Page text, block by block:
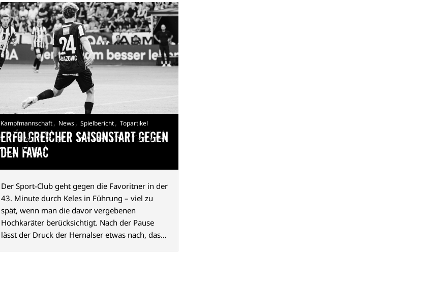
Kampfmannschaft, News, Spielbericht, Topartikel
Erfolgreicher Saisonstart gegen
den FavAC
Der Sport-Club geht gegen die Favoritner in der
43. Minute durch Keles in Führung – viel zu
spät, wenn man die davor vergebenen
Hochkaräter berücksichtigt. Nach der Pause
lässt der Druck der Hernalser etwas nach, das